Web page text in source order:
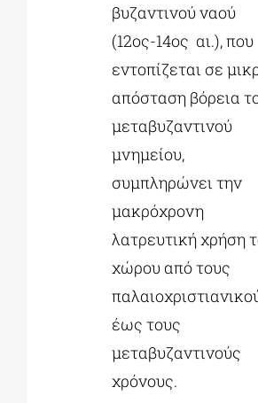
βυζαντινού ναού
(12ος-14ος αι.), που
εντοπίζεται σε
απόσταση βόρεια
μεταβυζαντινού
μνημείου,
συμπληρώνει την
μακρόχρονη
λατρευτική χρήση
χώρου από τους
έως τους
μεταβυζαντινούς
χρόνους.